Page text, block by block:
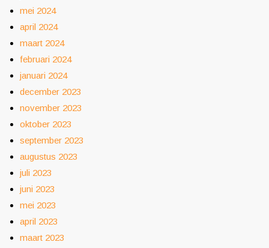
mei 2024
april 2024
maart 2024
februari 2024
januari 2024
december 2023
november 2023
oktober 2023
september 2023
augustus 2023
juli 2023
juni 2023
mei 2023
april 2023
maart 2023